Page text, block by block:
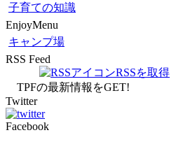
子育ての知識
EnjoyMenu
キャンプ場
RSS Feed
RSSを取得
TPFの最新情報をGET!
Twitter
Facebook